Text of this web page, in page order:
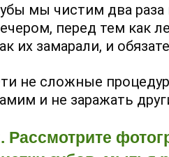
мы чистим два раза
перед тем как
их замарали, и
не сложные
и не заражать
Рассмотрите